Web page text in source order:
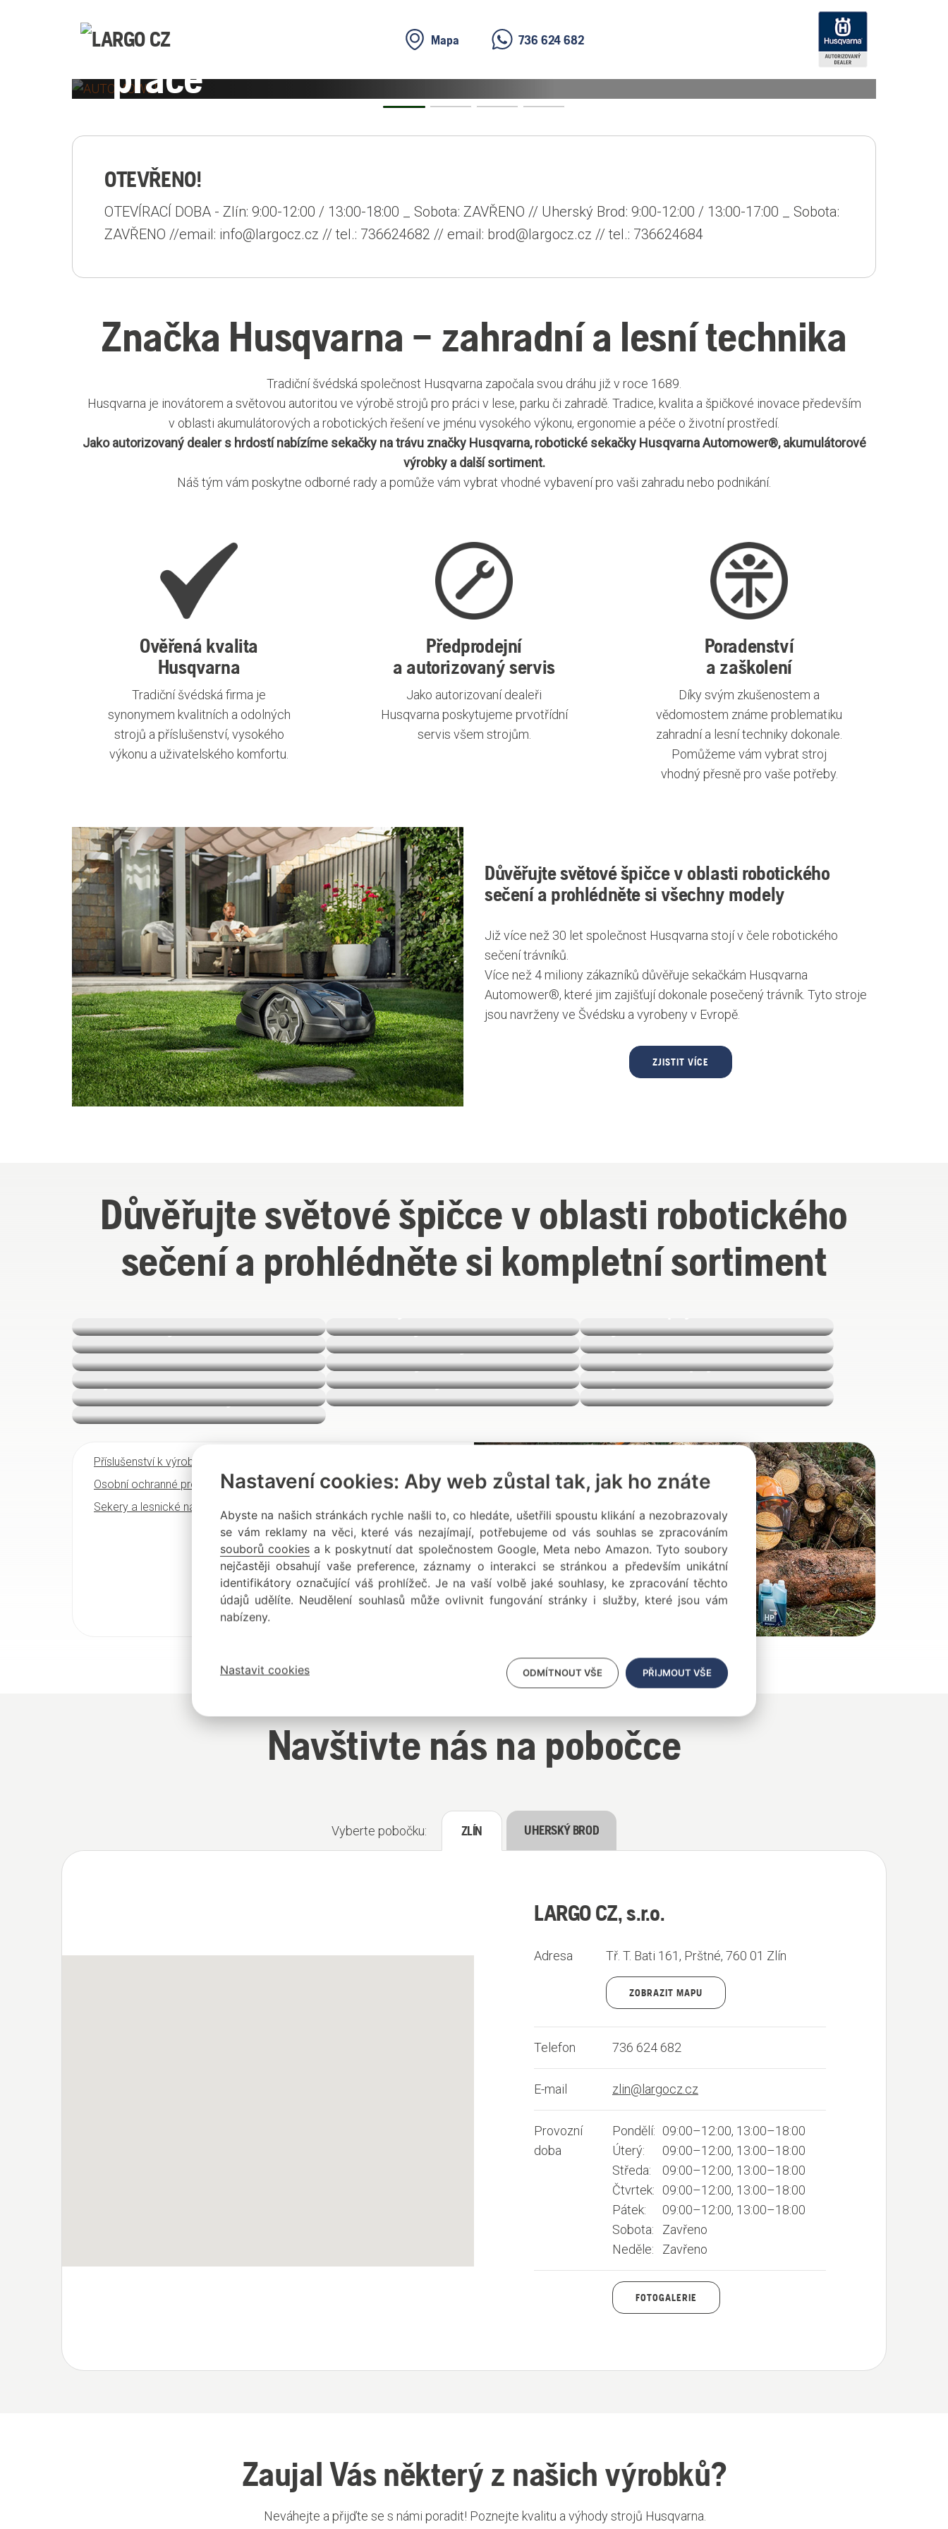
Mapa 736 624 682
Previous Previous
Dokonalý trávník bez
práce
OTEVŘENO!
OTEVÍRACÍ DOBA - Zlín: 9:00-12:00 / 13:00-18:00 _ Sobota: ZAVŘENO // Uherský Brod: 9:00-12:00 / 13:00-17:00 _ Sobota:
ZAVŘENO //email: info@largocz.cz // tel.: 736624682 // email: brod@largocz.cz // tel.: 736624684
Značka Husqvarna – zahradní a lesní technika
Tradiční švédská společnost Husqvarna započala svou dráhu již v roce 1689.
Husqvarna je inovátorem a světovou autoritou ve výrobě strojů pro práci v lese, parku či zahradě. Tradice, kvalita a špičkové inovace především
v oblasti akumulátorových a robotických řešení ve jménu vysokého výkonu, ergonomie a péče o životní prostředí.
Jako autorizovaný dealer s hrdostí nabízíme sekačky na trávu značky Husqvarna, robotické sekačky Husqvarna Automower®, akumulátorové
výrobky a další sortiment.
Náš tým vám poskytne odborné rady a pomůže vám vybrat vhodné vybavení pro vaši zahradu nebo podnikání.
Ověřená kvalita
Husqvarna
Tradiční švédská firma je
synonymem kvalitních a odolných
strojů a příslušenství, vysokého
výkonu a uživatelského komfortu.
Předprodejní
a autorizovaný servis
Jako autorizovaní dealeři
Husqvarna poskytujeme prvotřídní
servis všem strojům.
Poradenství
a zaškolení
Díky svým zkušenostem a
vědomostem známe problematiku
zahradní a lesní techniky dokonale.
Pomůžeme vám vybrat stroj
vhodný přesně pro vaše potřeby.
Důvěřujte světové špičce v oblasti robotického
sečení a prohlédněte si všechny modely
Již více než 30 let společnost Husqvarna stojí v čele robotického
sečení trávníků.
Více než 4 miliony zákazníků důvěřuje sekačkám Husqvarna
Automower®, které jim zajišťují dokonale posečený trávník. Tyto stroje
jsou navrženy ve Švédsku a vyrobeny v Evropě.
ZJISTIT VÍCE
Důvěřujte světové špičce v oblasti robotického
sečení a prohlédněte si kompletní sortiment
Křovinořezy
Plotostřihy
Vyžínače
Foukače
Zahradní traktory
Ridery
Odmechovače
Kultivátory
Vyvětvovací pily
Vysokotlaké čističe
Sněhové frézy
Vysavače
Akumulátorové stroje
Příslušenství k výrobkům
Osobní ochranné prostředky
Sekery a lesnické nářadí
Pracovní oděvy
Příslušenství a náhradní díly
Navštivte nás na pobočce
Vyberte pobočku: ZLÍN UHERSKÝ BROD
LARGO CZ, s.r.o.
Adresa Tř. T. Bati 161, Prštné, 760 01 Zlín
ZOBRAZIT MAPU
Telefon 736 624 682
E-mail zlin@largocz.cz
Provozní
doba
Pondělí: 09:00–12:00, 13:00–18:00
Úterý:
09:00–12:00, 13:00–18:00
Středa:
09:00–12:00, 13:00–18:00
Čtvrtek:
09:00–12:00, 13:00–18:00
Pátek:
09:00–12:00, 13:00–18:00
Sobota:
Zavřeno
Neděle:
Zavřeno
FOTOGALERIE
Zaujal Vás některý z našich výrobků?
Neváhejte a přijďte se s námi poradit! Poznejte kvalitu a výhody strojů Husqvarna.
Nastavení cookies: Aby web zůstal tak, jak ho znáte
Abyste na našich stránkách rychle našli to, co hledáte, ušetřili spoustu klikání a nezobrazovaly
se vám reklamy na věci, které vás nezajímají, potřebujeme od vás souhlas se zpracováním
souborů cookies a k poskytnutí dat společnostem Google, Meta nebo Amazon. Tyto soubory
nejčastěji obsahují vaše preference, záznamy o interakci se stránkou a především unikátní
identifikátory označující váš prohlížeč. Je na vaší volbě jaké souhlasy, ke zpracování těchto
údajů udělíte. Neudělení souhlasů může ovlivnit fungování stránky i služby, které jsou vám
nabízeny.
Nastavit cookies PŘIJMOUT VŠE
ODMÍTNOUT VŠE